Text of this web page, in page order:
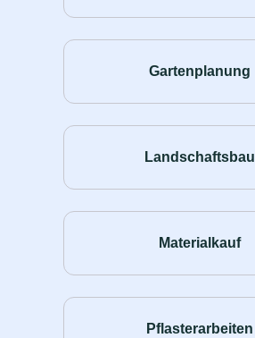
Gartenplanung
Landschaftsbau
Materialkauf
Pflasterarbeiten